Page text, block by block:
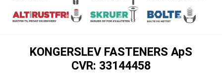
KONGERSLEV FASTENERS ApS
CVR: 33144458